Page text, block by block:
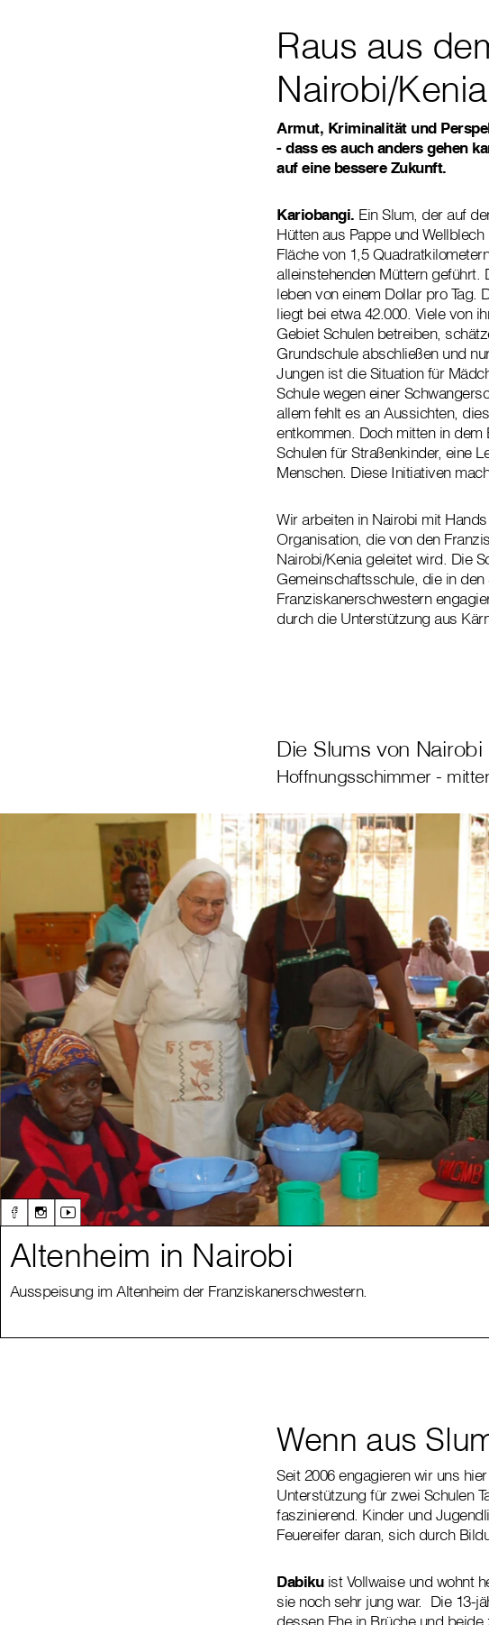
Raus aus
Nairobi/Kenia
Armut, Kriminalität und
- dass es auch anders gehen
auf eine bessere Zukunft.
Kariobangi. Ein Slum, der auf
Hütten aus Pappe und
Fläche von 1,5
alleinstehenden Müttern geführt.
leben von einem Dollar pro Tag.
liegt bei etwa 42.000. Viele von
Gebiet Schulen betreiben,
Grundschule abschließen und
Jungen ist die Situation für
Schule wegen einer
allem fehlt es an Aussichten,
entkommen. Doch mitten in
Schulen für Straßenkinder, eine
Menschen. Diese Initiativen
Wir arbeiten in Nairobi mit
Organisation, die von den
Nairobi/Kenia geleitet wird. Die
Gemeinschaftsschule, die in
Franziskanerschwestern
durch die Unterstützung aus
Die Slums von Nairobi
Hoffnungsschimmer -
Altenheim in Nairobi
Ausspeisung im Altenheim der Franziskanerschwestern.
Wenn aus
Seit 2006 engagieren wir uns
Unterstützung für zwei Schulen
faszinierend. Kinder und
Feuereifer daran, sich durch
Dabikuist Vollwaise und wohnt
sie noch sehr jung war. Die 13-
dessen Ehe in Brüche und